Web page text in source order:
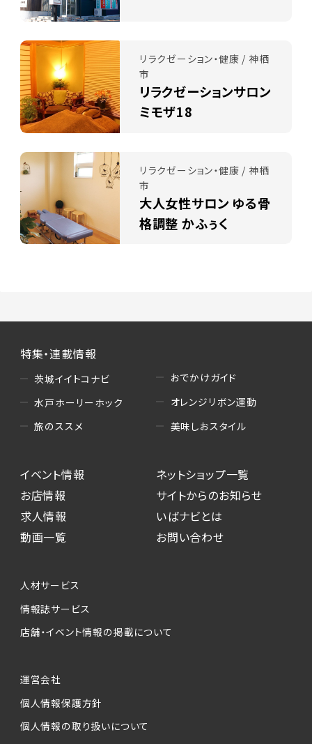
リラクゼーション・健康 / 神栖
市
リラクゼーションサロン
ミモザ18
リラクゼーション・健康 / 神栖
市
大人女性サロン ゆる骨
格調整 かふぅく
特集・連載情報
茨城イイトコナビ
水戸ホーリーホック
旅のススメ
おでかけガイド
オレンジリボン運動
美味しおスタイル
イベント情報
お店情報
求人情報
動画一覧
ネットショップ一覧
サイトからのお知らせ
いばナビとは
お問い合わせ
人材サービス
情報誌サービス
店舗・イベント情報の掲載について
運営会社
個人情報保護方針
個人情報の取り扱いについて